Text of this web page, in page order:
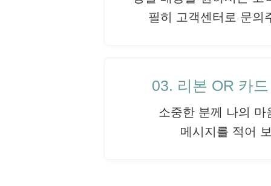
필히 고객센터로 문의
03. 리본 OR 카
소중한 분께 나의 마
메시지를 적어